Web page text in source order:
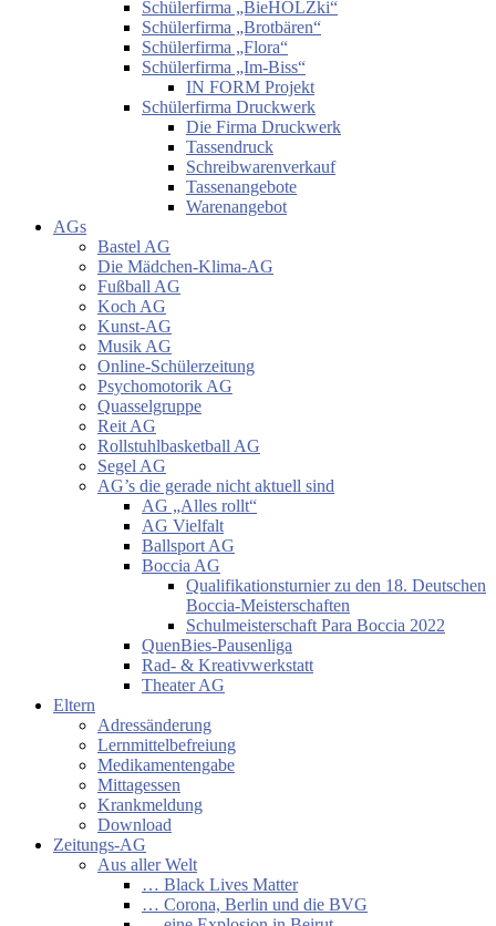
Schülerfirma „BieHOLZki“
Schülerfirma „Brotbären“
Schülerfirma „Flora“
Schülerfirma „Im-Biss“
IN FORM Projekt
Schülerfirma Druckwerk
Die Firma Druckwerk
Tassendruck
Schreibwarenverkauf
Tassenangebote
Warenangebot
AGs
Bastel AG
Die Mädchen-Klima-AG
Fußball AG
Koch AG
Kunst-AG
Musik AG
Online-Schülerzeitung
Psychomotorik AG
Quasselgruppe
Reit AG
Rollstuhlbasketball AG
Segel AG
AG’s die gerade nicht aktuell sind
AG „Alles rollt“
AG Vielfalt
Ballsport AG
Boccia AG
Qualifikationsturnier zu den 18. Deutschen
Boccia-Meisterschaften
Schulmeisterschaft Para Boccia 2022
QuenBies-Pausenliga
Rad- & Kreativwerkstatt
Theater AG
Eltern
Adressänderung
Lernmittelbefreiung
Medikamentengabe
Mittagessen
Krankmeldung
Download
Zeitungs-AG
Aus aller Welt
… Black Lives Matter
… Corona, Berlin und die BVG